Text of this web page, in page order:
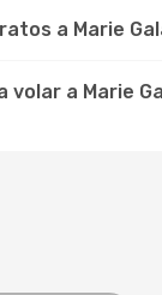
a Marie
volar a Marie